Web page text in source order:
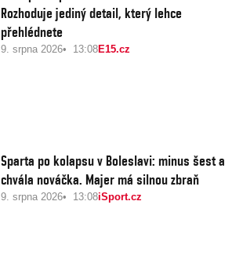
Rozhoduje jediný detail, který lehce
přehlédnete
9. srpna 2026 13:08E15.cz
Sparta po kolapsu v Boleslavi: minus šest a
chvála nováčka. Majer má silnou zbraň
9. srpna 2026 13:08iSport.cz